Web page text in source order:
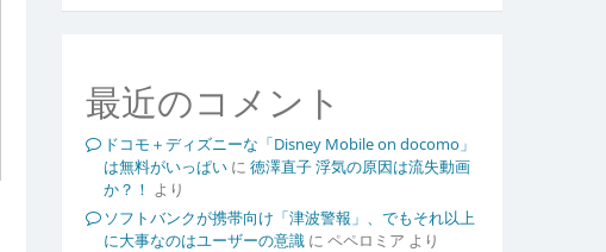
最近のコメント
ドコモ＋ディズニーな「Disney Mobile on docomo」
は無料がいっぱいに 徳澤直子 浮気の原因は流失動画
か？！ より
ソフトバンクが携帯向け「津波警報」、でもそれ以上
に大事なのはユーザーの意識に ペペロミア より